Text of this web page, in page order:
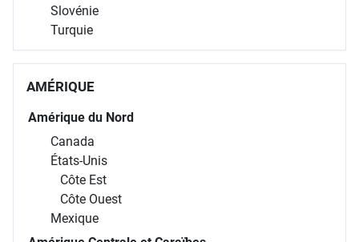
Slovénie
Turquie
AMÉRIQUE
Amérique du Nord
Canada
États-Unis
Côte Est
Côte Ouest
Mexique